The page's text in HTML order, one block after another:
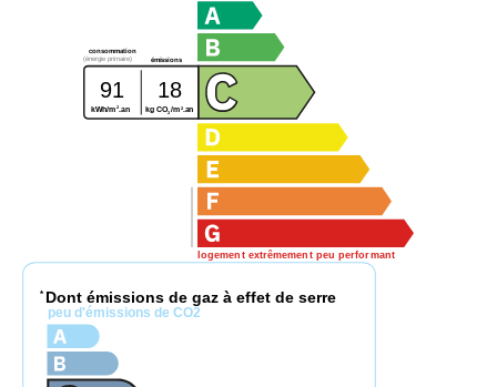
logement extrêmement peu performant
consommation
émissions
(énergie primaire)
91 18
kWh/m 2 .an kg CO2/m2.an
* Dont émissions de gaz à effet de serre
peu d'émissions de CO2